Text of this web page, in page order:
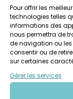
Pour offrir les
technologies telles
informations des
nous permettra de
de navigation ou les
consentir ou de
sur certaines
Gérer les services
-Plein tarif : 19 €
-Tarif famille : 40
⇒Billetterie et
⇒On a testé Les